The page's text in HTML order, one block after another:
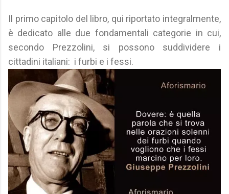
Il primo capitolo del libro, qui riportato integralmente,
è dedicato alle due fondamentali categorie in cui,
secondo Prezzolini, si possono suddividere i
cittadini italiani: i furbi e i fessi.